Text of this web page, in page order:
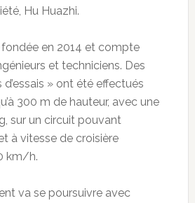
Hu Huazhi.
en 2014 et compte
et techniciens. Des
» ont été effectués
300 m de hauteur, avec une
sur un circuit pouvant
à vitesse de croisière
km/h.
va se poursuivre avec